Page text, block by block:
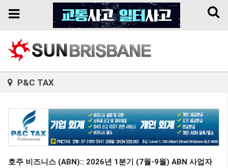
Toggle
Toggle
P&C TAX
호주 비즈니스 (ABN):: 2026년 1분기 (7월-9월) ABN 사업자